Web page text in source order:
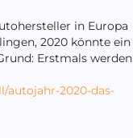
in Europa
2020 könnte ein
Erstmals werden
autojahr-2020-das-